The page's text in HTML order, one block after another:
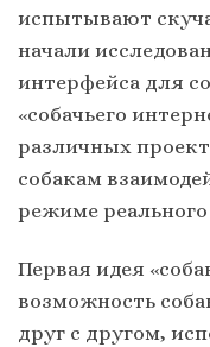
испытывают
начали
интерфейса для
«собачьего
различных
собакам
режиме
Первая идея
возможность
друг с другом,